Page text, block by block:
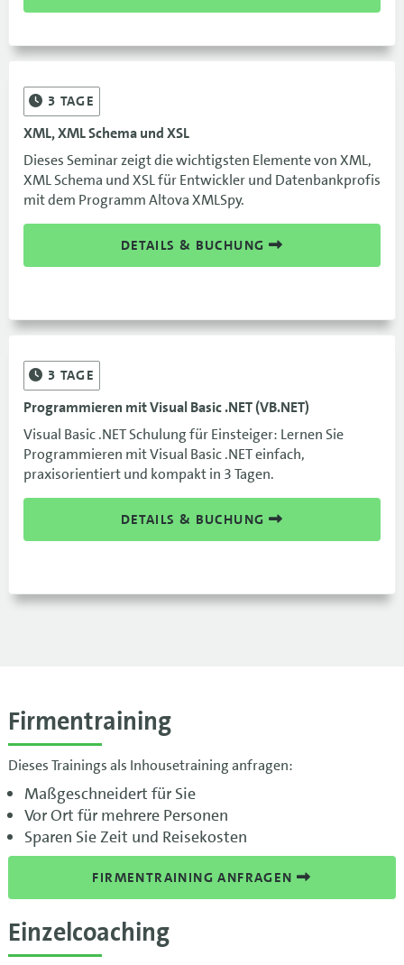
3 TAGE
XML, XML Schema und XSL
Dieses Seminar zeigt die wichtigsten Elemente von XML,
XML Schema und XSL für Entwickler und Datenbankprofis
mit dem Programm Altova XMLSpy.
DETAILS & BUCHUNG
3 TAGE
Programmieren mit Visual Basic .NET (VB.NET)
Visual Basic .NET Schulung für Einsteiger: Lernen Sie
Programmieren mit Visual Basic .NET einfach,
praxisorientiert und kompakt in 3 Tagen.
DETAILS & BUCHUNG
Firmentraining
Dieses Trainings als Inhousetraining anfragen:
Maßgeschneidert für Sie
Vor Ort für mehrere Personen
Sparen Sie Zeit und Reisekosten
FIRMENTRAINING ANFRAGEN
Einzelcoaching